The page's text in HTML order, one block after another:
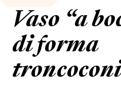
Vaso “a
di forma